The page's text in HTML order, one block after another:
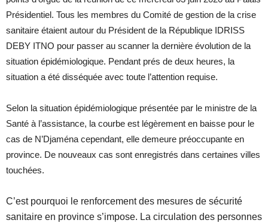
Présidentiel. Tous les membres du Comité de gestion de la crise
sanitaire étaient autour du Président de la République IDRISS
DEBY ITNO pour passer au scanner la dernière évolution de la
situation épidémiologique. Pendant prés de deux heures, la
situation a été disséquée avec toute l’attention requise.
Selon la situation épidémiologique présentée par le ministre de la
Santé à l’assistance, la courbe est légèrement en baisse pour le
cas de N’Djaména cependant, elle demeure préoccupante en
province. De nouveaux cas sont enregistrés dans certaines villes
touchées.
C’est pourquoi le renforcement des mesures de sécurité
sanitaire en province s’impose. La circulation des personnes